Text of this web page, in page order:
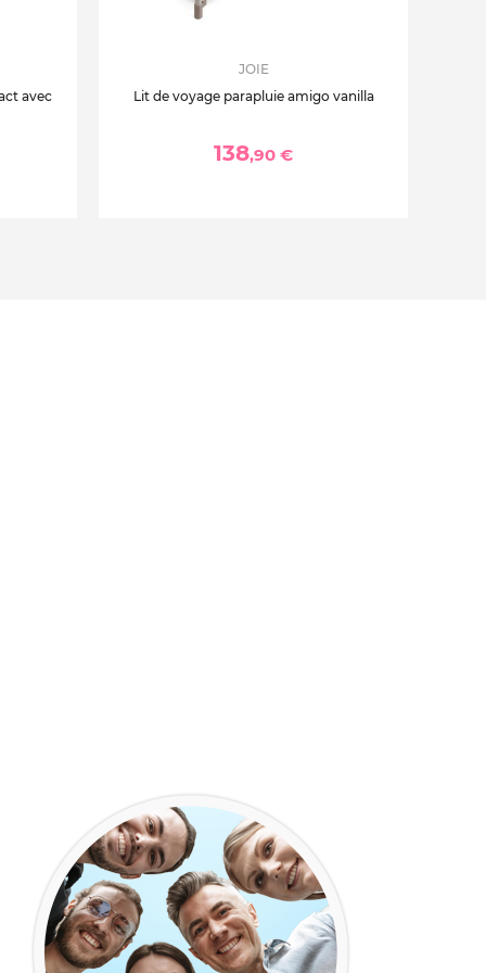
avec
JOIE
Lit de voyage parapluie amigo vanilla
138,90 €